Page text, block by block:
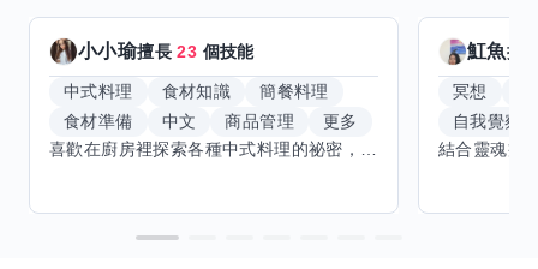
小小瑜擅長23 個技能
中式料理 食材知識
簡餐料理
食材準備
中文 商品管理
更多
魟魚擅
冥想
自我覺察